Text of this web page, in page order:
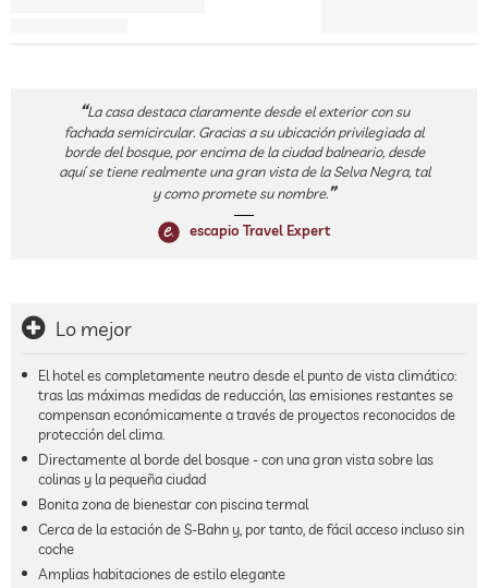
La casa destaca claramente desde el exterior con su
fachada semicircular. Gracias a su ubicación privilegiada al
borde del bosque, por encima de la ciudad balneario, desde
aquí se tiene realmente una gran vista de la Selva Negra, tal
y como promete su nombre.
escapio Travel Expert
Lo mejor
El hotel es completamente neutro desde el punto de vista climático:
tras las máximas medidas de reducción, las emisiones restantes se
compensan económicamente a través de proyectos reconocidos de
protección del clima.
Directamente al borde del bosque - con una gran vista sobre las
colinas y la pequeña ciudad
Bonita zona de bienestar con piscina termal
Cerca de la estación de S-Bahn y, por tanto, de fácil acceso incluso sin
coche
Amplias habitaciones de estilo elegante